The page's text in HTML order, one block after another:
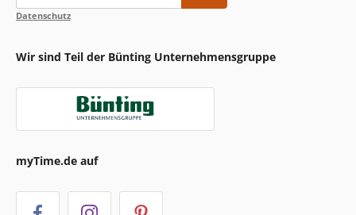
Datenschutz
Wir sind Teil der Bünting Unternehmensgruppe
myTime.de auf